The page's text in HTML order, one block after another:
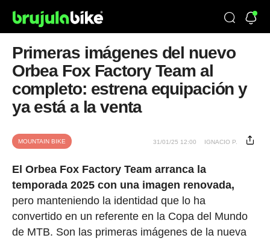
Primeras imágenes del nuevo
Orbea Fox Factory Team al
completo: estrena equipación y
ya está a la venta
MOUNTAIN BIKE 31/01/25 12:00 IGNACIO P.
El Orbea Fox Factory Team arranca la
temporada 2025 con una imagen renovada,
pero manteniendo la identidad que lo ha
convertido en un referente en la Copa del Mundo
de MTB. Son las primeras imágenes de la nueva